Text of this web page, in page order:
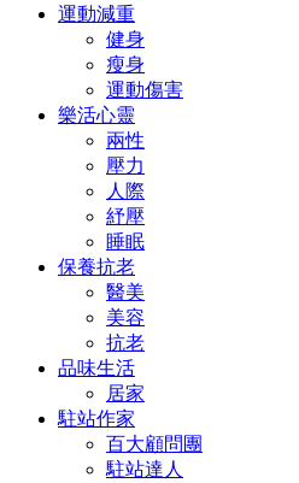
運動減重
健身
瘦身
運動傷害
樂活心靈
兩性
壓力
人際
紓壓
睡眠
保養抗老
醫美
美容
抗老
品味生活
居家
駐站作家
百大顧問團
駐站達人